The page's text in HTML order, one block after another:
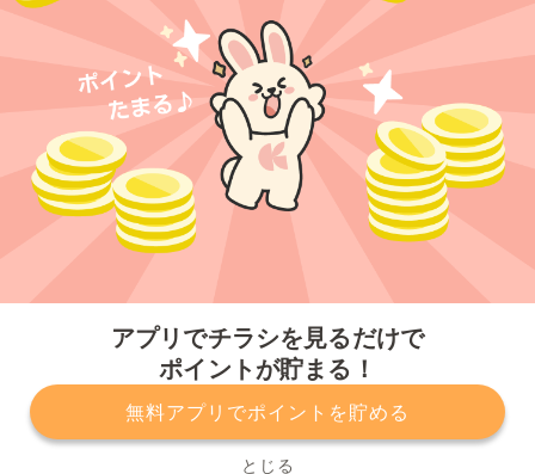
アプリでチラシを見るだけで
ポイントが貯まる！
無料アプリでポイントを貯める
とじる
プライバシーポリシー 利用規約
運営会社
サービスに関してのお問い合わせ